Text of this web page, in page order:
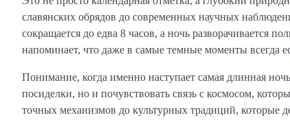
славянских обрядов до современных научных
сокращается до едва 8 часов, а ночь разворачивается
напоминает, что даже в самые темные моменты всегда
Понимание, когда именно наступает самая длинная
посиделки, но и почувствовать связь с космосом,
точных механизмов до культурных традиций, которые